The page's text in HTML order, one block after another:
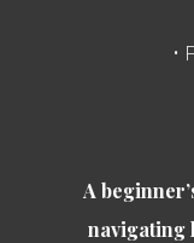
•
A
navigating